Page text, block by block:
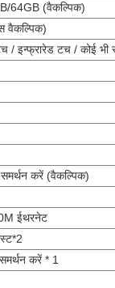
64GB (वैकल्पिक)
वैकल्पिक)
/ इन्फ्रारेड टच / कोई भी
करें (वैकल्पिक)
ईथरनेट
करें * 1